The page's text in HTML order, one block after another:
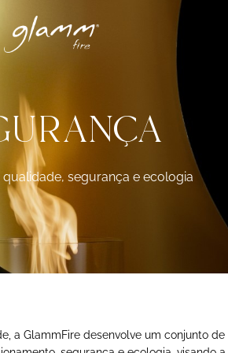
qualidade, segurança e ecologia
a GlammFire desenvolve um conjunto